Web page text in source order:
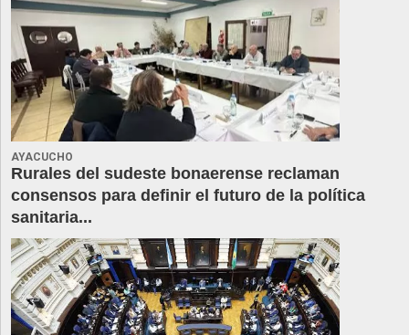
AYACUCHO
Rurales del sudeste bonaerense reclaman
consensos para definir el futuro de la política
sanitaria...